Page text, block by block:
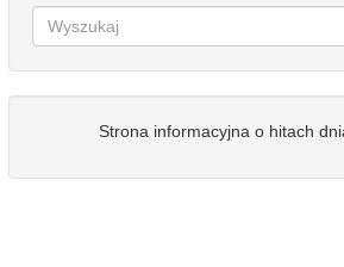
Strona informacyjna o hitach